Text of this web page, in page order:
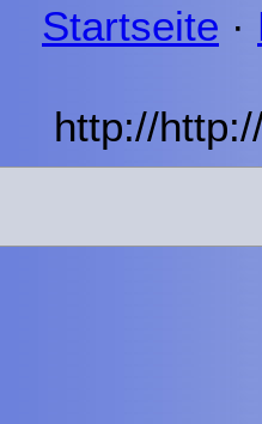
Startseite ·
http://